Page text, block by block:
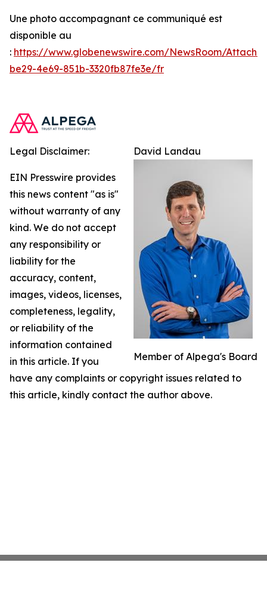
Une photo accompagnant ce communiqué est
disponible au
: https://www.globenewswire.com/NewsRoom/
be29-4e69-851b-3320fb87fe3e/fr
David Landau
Member of Alpega's Board
Legal Disclaimer:
EIN Presswire provides
this news content "as is"
without warranty of any
kind. We do not accept
any responsibility or
liability for the
accuracy, content,
images, videos, licenses,
completeness, legality,
or reliability of the
information contained
in this article. If you
have any complaints or copyright issues related to
this article, kindly contact the author above.